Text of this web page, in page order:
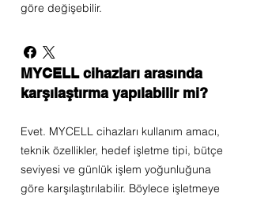
göre değişebilir.
MYCELL cihazları arasında
karşılaştırma yapılabilir mi?
Evet. MYCELL cihazları kullanım amacı,
teknik özellikler, hedef işletme tipi, bütçe
seviyesi ve günlük işlem yoğunluğuna
göre karşılaştırılabilir. Böylece işletmeye